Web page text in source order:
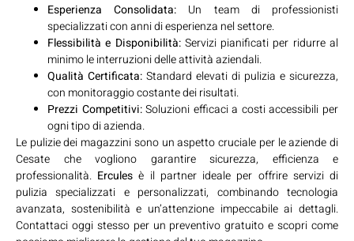
Esperienza Consolidata: Un team di professionisti
specializzati con anni di esperienza nel settore.
Flessibilità e Disponibilità:Servizi pianificati per ridurre al
minimo le interruzioni delle attività aziendali.
Qualità Certificata: Standard elevati di pulizia e sicurezza,
con monitoraggio costante dei risultati.
Prezzi Competitivi:Soluzioni efficaci a costi accessibili per
ogni tipo di azienda.
Le pulizie dei magazzini sono un aspetto cruciale per le aziende di
Cesate che vogliono garantire sicurezza, efficienza e
professionalità. Ercules è il partner ideale per offrire servizi di
pulizia specializzati e personalizzati, combinando tecnologia
avanzata, sostenibilità e un’attenzione impeccabile ai dettagli.
Contattaci oggi stesso per un preventivo gratuito e scopri come